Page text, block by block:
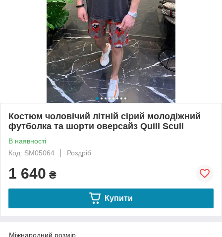
Костюм чоловічий літній сірий молодіжний
футболка та шорти оверсайз Quill Scull
В наявності
Код: SM05064
Роздріб
1 640 ₴
Купити
Міжнародний розмір